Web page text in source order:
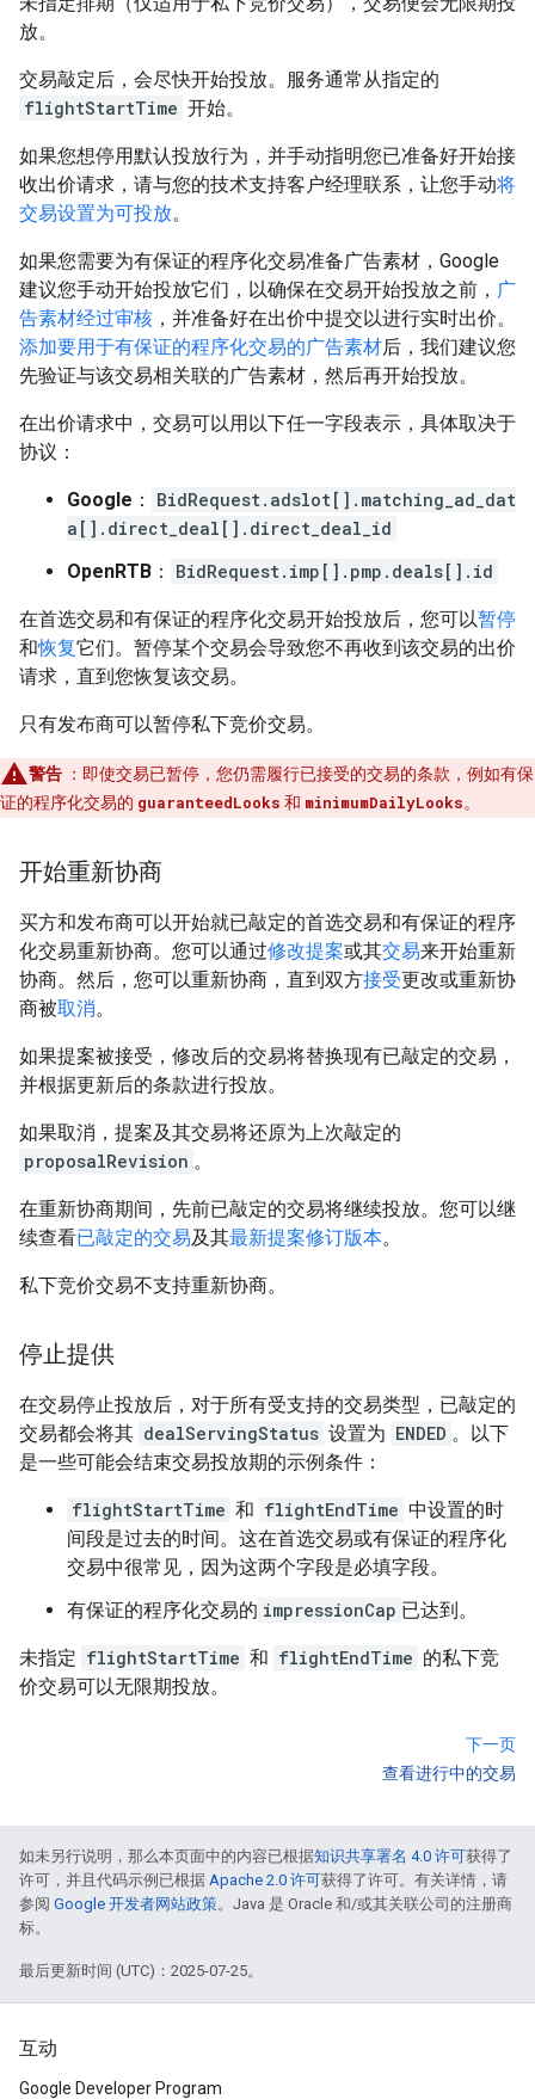
放。
交易敲定后，会尽快开始投放。服务通常从指定的
flightStartTime 开始。
如果您想停用默认投放行为，并手动指明您已准备好开始接
收出价请求，请与您的技术支持客户经理联系，让您手动将
交易设置为可投放。
如果您需要为有保证的程序化交易准备广告素材，Google
建议您手动开始投放它们，以确保在交易开始投放之前， 广
告素材经过审核 ，并准备好在出价中提交以进行实时出价。
添加要用于有保证的程序化交易的广告素材后，我们建议您
先验证与该交易相关联的广告素材，然后再开始投放。
在出价请求中，交易可以用以下任一字段表示，具体取决于
协议：
Google ：
BidRequest.adslot[].matching_ad_dat
a[].direct_deal[].direct_deal_id
OpenRTB ： BidRequest.imp[].pmp.deals[].id
在首选交易和有保证的程序化交易开始投放后，您可以暂停
和恢复它们。暂停某个交易会导致您不再收到该交易的出价
请求，直到您恢复该交易。
只有发布商可以暂停私下竞价交易。
警告 ：即使交易已暂停，您仍需履行已接受的交易的条款，例如有保
证的程序化交易的 guaranteedLooks 和 minimumDailyLooks。
开始重新协商
买方和发布商可以开始就已敲定的首选交易和有保证的程序
化交易重新协商。您可以通过修改提案或其交易来开始重新
协商。然后，您可以重新协商，直到双方接受更改或重新协
商被取消。
如果提案被接受，修改后的交易将替换现有已敲定的交易，
并根据更新后的条款进行投放。
如果取消，提案及其交易将还原为上次敲定的
proposalRevision 。
在重新协商期间，先前已敲定的交易将继续投放。您可以继
续查看已敲定的交易及其最新提案修订版本。
私下竞价交易不支持重新协商。
停止提供
在交易停止投放后，对于所有受支持的交易类型，已敲定的
交易都会将其 dealServingStatus 设置为 ENDED 。以下
是一些可能会结束交易投放期的示例条件：
flightStartTime 和 flightEndTime 中设置的时
间段是过去的时间。这在首选交易或有保证的程序化
交易中很常见，因为这两个字段是必填字段。
有保证的程序化交易的 impressionCap 已达到。
未指定 flightStartTime 和 flightEndTime 的私下竞
价交易可以无限期投放。
下一页
查看进行中的交易
如未另行说明，那么本页面中的内容已根据知识共享署名 4.0 许可获得了
许可，并且代码示例已根据 Apache 2.0 许可获得了许可。有关详情，请
参阅 Google 开发者网站政策。Java 是 Oracle 和/或其关联公司的注册商
标。
最后更新时间 (UTC)：2025-07-25。
互动
Google Developer Program